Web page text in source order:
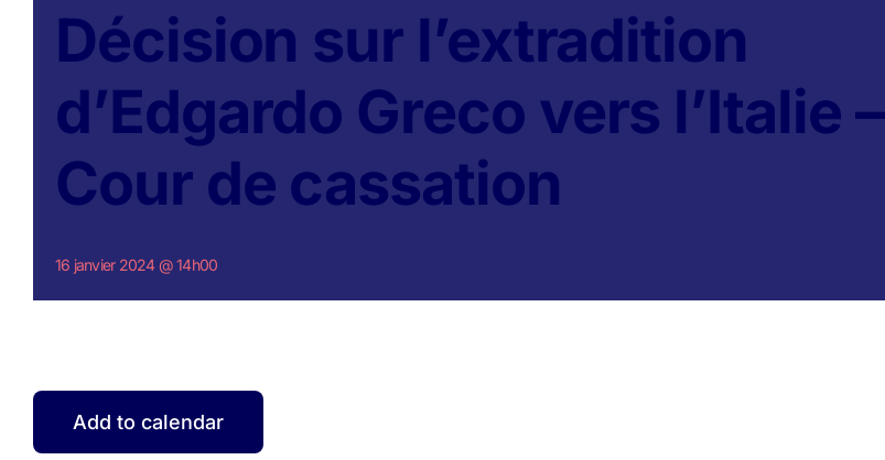
Décision sur l’extradition
d’Edgardo Greco vers l’Italie –
Cour de cassation
16 janvier 2024 @ 14h00
Add to calendar